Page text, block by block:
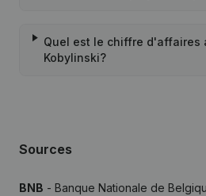
Quel est le chiffre d'affaires
Kobylinski?
Sources
BNB - Banque Nationale de